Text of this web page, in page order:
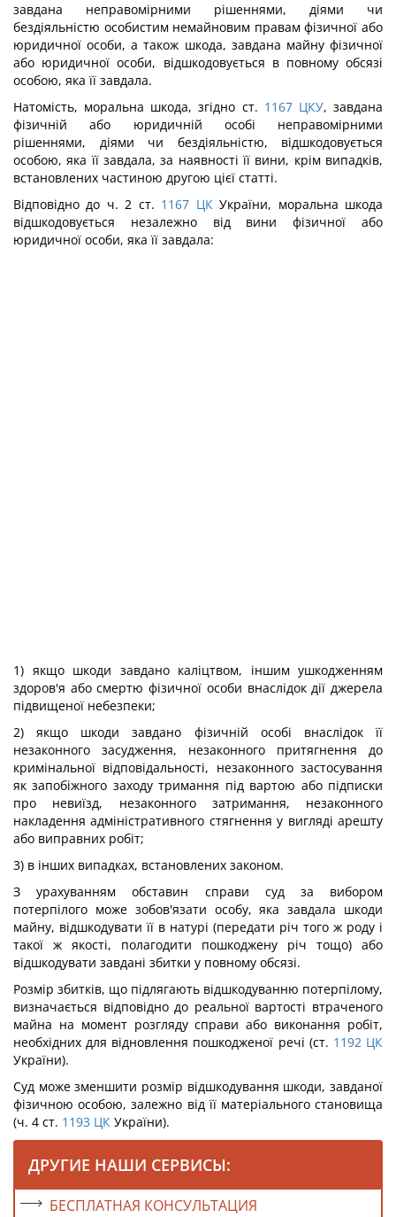
завдана неправомірними рішеннями, діями чи
бездіяльністю особистим немайновим правам фізичної або
юридичної особи, а також шкода, завдана майну фізичної
або юридичної особи, відшкодовується в повному обсязі
особою, яка її завдала.
Натомість, моральна шкода, згідно ст. 1167 ЦКУ, завдана
фізичній або юридичній особі неправомірними
рішеннями, діями чи бездіяльністю, відшкодовується
особою, яка її завдала, за наявності її вини, крім випадків,
встановлених частиною другою цієї статті.
Відповідно до ч. 2 ст. 1167 ЦКУкраїни, моральна шкода
відшкодовується незалежно від вини фізичної або
юридичної особи, яка її завдала:
1) якщо шкоди завдано каліцтвом, іншим ушкодженням
здоров'я або смертю фізичної особи внаслідок дії джерела
підвищеної небезпеки;
2) якщо шкоди завдано фізичній особі внаслідок її
незаконного засудження, незаконного притягнення до
кримінальної відповідальності, незаконного застосування
як запобіжного заходу тримання під вартою або підписки
про невиїзд, незаконного затримання, незаконного
накладення адміністративного стягнення у вигляді арешту
або виправних робіт;
3) в інших випадках, встановлених законом.
З урахуванням обставин справи суд за вибором
потерпілого може зобов'язати особу, яка завдала шкоди
майну, відшкодувати її в натурі (передати річ того ж роду і
такої ж якості, полагодити пошкоджену річ тощо) або
відшкодувати завдані збитки у повному обсязі.
Розмір збитків, що підлягають відшкодуванню потерпілому,
визначається відповідно до реальної вартості втраченого
майна на момент розгляду справи або виконання робіт,
необхідних для відновлення пошкодженої речі (ст. 1192 ЦК
України).
Суд може зменшити розмір відшкодування шкоди, завданої
фізичною особою, залежно від її матеріального становища
(ч. 4 ст. 1193 ЦК України).
ДРУГИЕ НАШИ СЕРВИСЫ:
БЕСПЛАТНАЯ КОНСУЛЬТАЦИЯ